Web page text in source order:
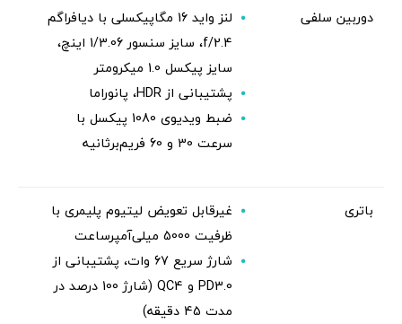
دوربین سلفی
لنز واید 16 مگاپیکسلی با دیافراگم
f/2.4، سایز سنسور 1/3.06 اینچ،
سایز پیکسل 1.0 میکرومتر
پشتیبانی از HDR، پانوراما
ضبط ویدیوی 1080 پیکسل با
سرعت 30 و 60 فریم‌برثانیه
باتری
غیرقابل تعویض لیتیوم پلیمری با
ظرفیت 5000 میلی‌آمپرساعت
شارژ سریع 67 وات، پشتیبانی از
PD3.0 و QC4 (شارژ 100 درصد در
مدت 45 دقیقه)